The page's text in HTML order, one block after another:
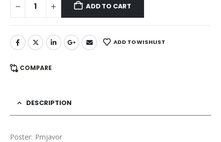
ADD TO CART
ADD TO WISHLIST
COMPARE
DESCRIPTION
Poster: Prnjavor